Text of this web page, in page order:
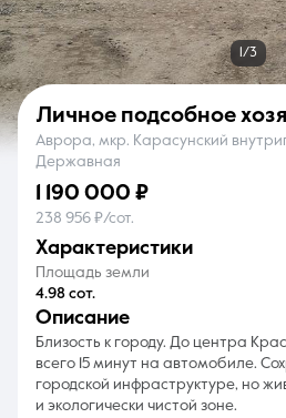
О компании
Ежедневно с
1/3
Личное подсобное
Аврора, мкр. Карасунский
Державная
1 190 000 ₽
238 956 ₽/сот.
характеристики
Площадь земли
4.98 сот.
описание
Близость к городу. До центра
всего 15 минут на автомобиле.
городской инфраструктуре, но
и экологически чистой зоне.